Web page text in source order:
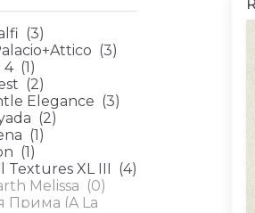
(
(0
(0
(0)
( 0)
Textil (
( 0)
(3)
Palacio+Attico (3)
4 (1)
(2)
Elegance (3)
(2)
(1)
(1)
Textures XL III (4)
Melissa (0)